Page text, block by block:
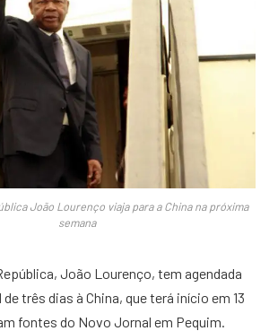
João Lourenço viaja para a China na próxima
semana
João Lourenço, tem agendada
três dias à China, que terá início em 13
fontes do Novo Jornal em Pequim.